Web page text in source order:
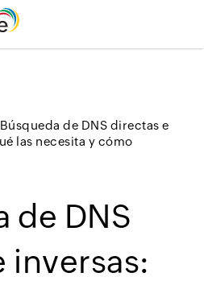
Búsqueda de DNS directas e
las necesita y cómo
de DNS
inversas:
...